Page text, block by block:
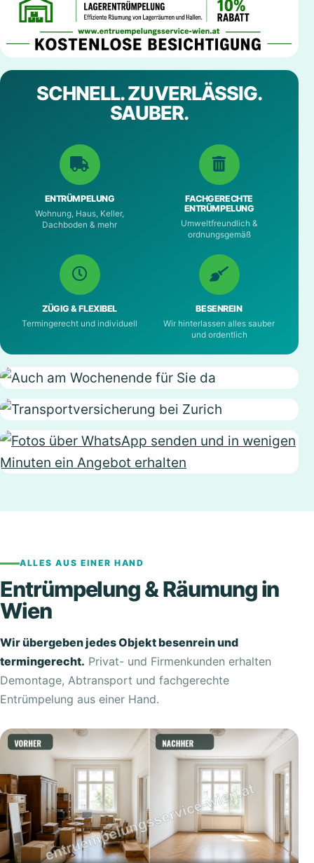
SCHNELL. ZUVERLÄSSIG.
SAUBER.
ENTRÜMPELUNG
Wohnung, Haus, Keller,
Dachboden & mehr
FACHGERECHTE
ENTRÜMPELUNG
Umweltfreundlich &
ordnungsgemäß
ZÜGIG & FLEXIBEL
Termingerecht und individuell
BESENREIN
Wir hinterlassen alles sauber
und ordentlich
ALLES AUS EINER HAND
Entrümpelung & Räumung in
Wien
Wir übergeben jedes Objekt besenrein und
termingerecht. Privat- und Firmenkunden erhalten
Demontage, Abtransport und fachgerechte
Entrümpelung aus einer Hand.